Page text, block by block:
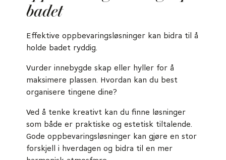
badet
Effektive oppbevaringsløsninger kan bidra til å
holde badet ryddig.
Vurder innebygde skap eller hyller for å
maksimere plassen. Hvordan kan du best
organisere tingene dine?
Ved å tenke kreativt kan du finne løsninger
som både er praktiske og estetisk tiltalende.
Gode oppbevaringsløsninger kan gjøre en stor
forskjell i hverdagen og bidra til en mer